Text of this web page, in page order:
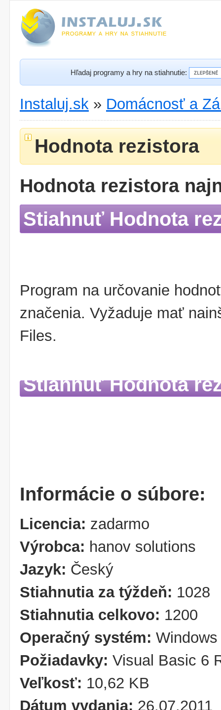
Hľadaj programy a hry na stiahnutie:
Instaluj.sk » Domácnosť a
Hodnota rezistora
Hodnota rezistora
Stiahnuť Hodnota
Program na určovanie
značenia. Vyžaduje mať
Files.
Stiahnuť Hodnota
Informácie o súbore:
Licencia: zadarmo
Výrobca: hanov solutions
Jazyk: Český
Stiahnutia za týždeň: 1028
Stiahnutia celkovo: 1200
Operačný systém:
Požiadavky: Visual Basic 6
Veľkosť: 10,62 KB
Dátum vydania: 26.07.2011